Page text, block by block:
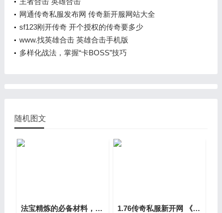
网通传奇私服发布网 传奇新开服网站大全
sf123刚开传奇 开个授权的传奇要多少
www.找英雄合击 英雄合击手机版
多样化战法，掌握“卡BOSS”技巧
随机图文
法宝精炼的必备材料，如何快速获得日月精华？ 1.76传奇私服新开网 《复古传奇》官方网站